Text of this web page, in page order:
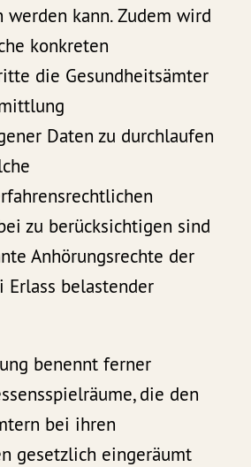
werden kann. Zudem wird
konkreten
die Gesundheitsämter
Daten zu durchlaufen
zu berücksichtigen sind
Anhörungsrechte der
belastender
benennt ferner
die den
bei ihren
gesetzlich eingeräumt